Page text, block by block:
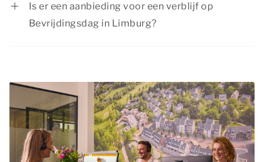
Is er een aanbieding voor een verblijf op
Bevrijdingsdag in Limburg?
accommodatie. Bekijk de paginaacties &
arrangementenvoor huidige aanbiedingen.